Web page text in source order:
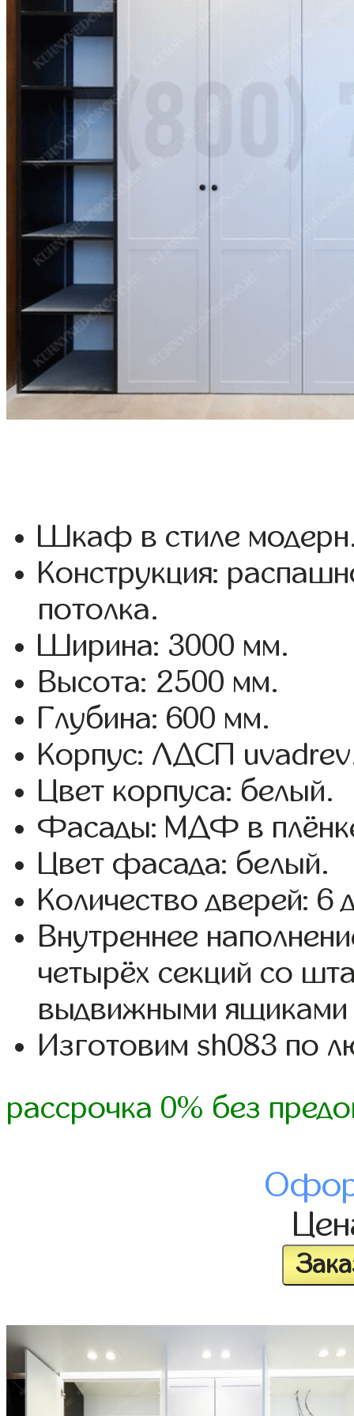
Шкаф в стиле
Конструкция:
потолка.
Ширина: 3000 мм.
Высота: 2500 мм.
Глубина: 600 мм.
Корпус: ЛДСП
Цвет корпуса: белый.
Фасады: МДФ в
Цвет фасада: белый.
Количество дверей: 6
Внутреннее
четырёх секций со
выдвижными ящиками
Изготовим sh083 по
рассрочка 0% без